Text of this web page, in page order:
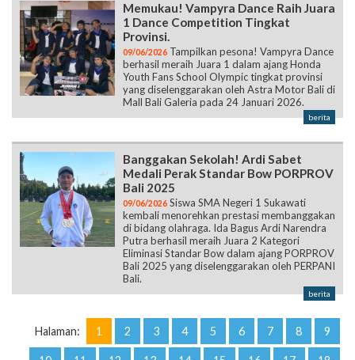
Memukau! Vampyra Dance Raih Juara
1 Dance Competition Tingkat
Provinsi.
09/06/2026 Tampilkan pesona! Vampyra Dance
berhasil meraih Juara 1 dalam ajang Honda
Youth Fans School Olympic tingkat provinsi
yang diselenggarakan oleh Astra Motor Bali di
Mall Bali Galeria pada 24 Januari 2026.
berita
Banggakan Sekolah! Ardi Sabet
Medali Perak Standar Bow PORPROV
Bali 2025
09/06/2026 Siswa SMA Negeri 1 Sukawati
kembali menorehkan prestasi membanggakan
di bidang olahraga. Ida Bagus Ardi Narendra
Putra berhasil meraih Juara 2 Kategori
Eliminasi Standar Bow dalam ajang PORPROV
Bali 2025 yang diselenggarakan oleh PERPANI
Bali.
berita
Halaman: 1 2 3 4 5 6 7 8 9